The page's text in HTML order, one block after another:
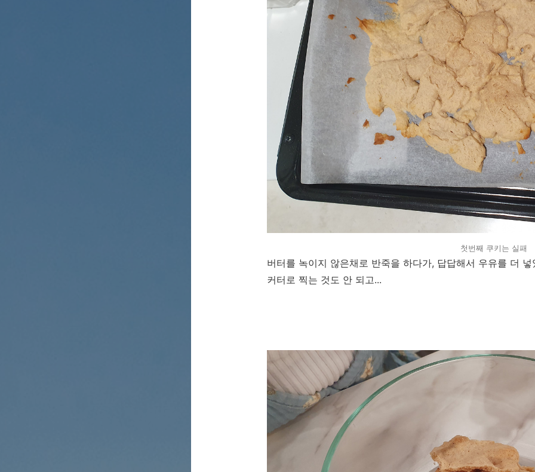
첫번째 쿠키는 실패
버터를 녹이지 않은채로 반죽을 하다가, 답답해서 우유를 더
커터로 찍는 것도 안 되고...